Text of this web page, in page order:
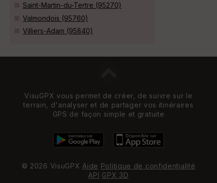
Saint-Martin-du-Tertre (95270)
Valmondois (95760)
Villiers-Adam (95840)
VisuGPX vous permet de créer, de suivre sur le
terrain, d'analyser et de partager vos itinéraires
GPS de façon simple et gratuite
© 2026 VisuGPX Aide Politique de confidentialité
API GPX 3D